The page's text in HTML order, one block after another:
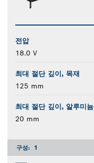
전압
18.0 V
최대 절단 깊이, 목재
125 mm
최대 절단 깊이, 알루미늄
20 mm
구성: 1